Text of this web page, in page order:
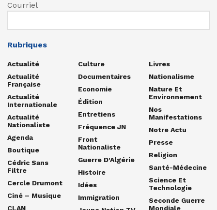
Courriel
Rubriques
Actualité
Actualité
Française
Actualité
Internationale
Actualité
Nationaliste
Agenda
Boutique
Cédric Sans
Filtre
Cercle Drumont
Ciné – Musique
CLAN
Culture
Documentaires
Economie
Édition
Entretiens
Fréquence JN
Front
Nationaliste
Guerre D'Algérie
Histoire
Idées
Immigration
Livres
Nationalisme
Nature Et
Environnement
Nos
Manifestations
Notre Actu
Presse
Religion
Santé-Médecine
Science Et
Technologie
Seconde Guerre
Mondiale